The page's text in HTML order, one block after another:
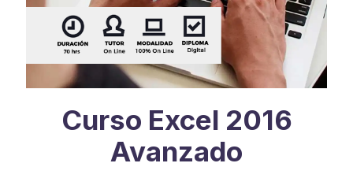
Curso Excel 2016
Avanzado